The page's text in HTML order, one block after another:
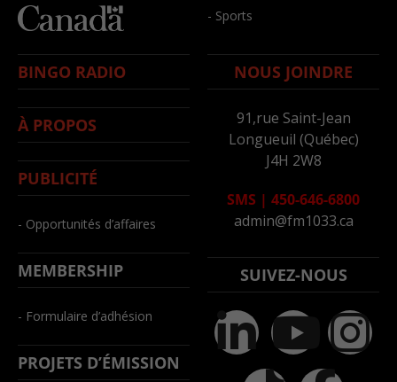
- Sports
BINGO RADIO
À PROPOS
PUBLICITÉ
- Opportunités d’affaires
MEMBERSHIP
- Formulaire d’adhésion
PROJETS D’ÉMISSION
NOUS JOINDRE
91,rue Saint-Jean
Longueuil (Québec)
J4H 2W8
SMS | 450-646-6800
admin@fm1033.ca
SUIVEZ-NOUS